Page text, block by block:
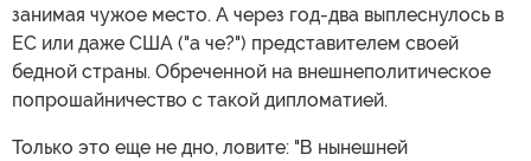
занимая чужое место. А через год-два выплеснулось в
ЕС или даже США ("а че?") представителем своей
бедной страны. Обреченной на внешнеполитическое
попрошайничество с такой дипломатией.
Только это еще не дно, ловите: "В нынешней